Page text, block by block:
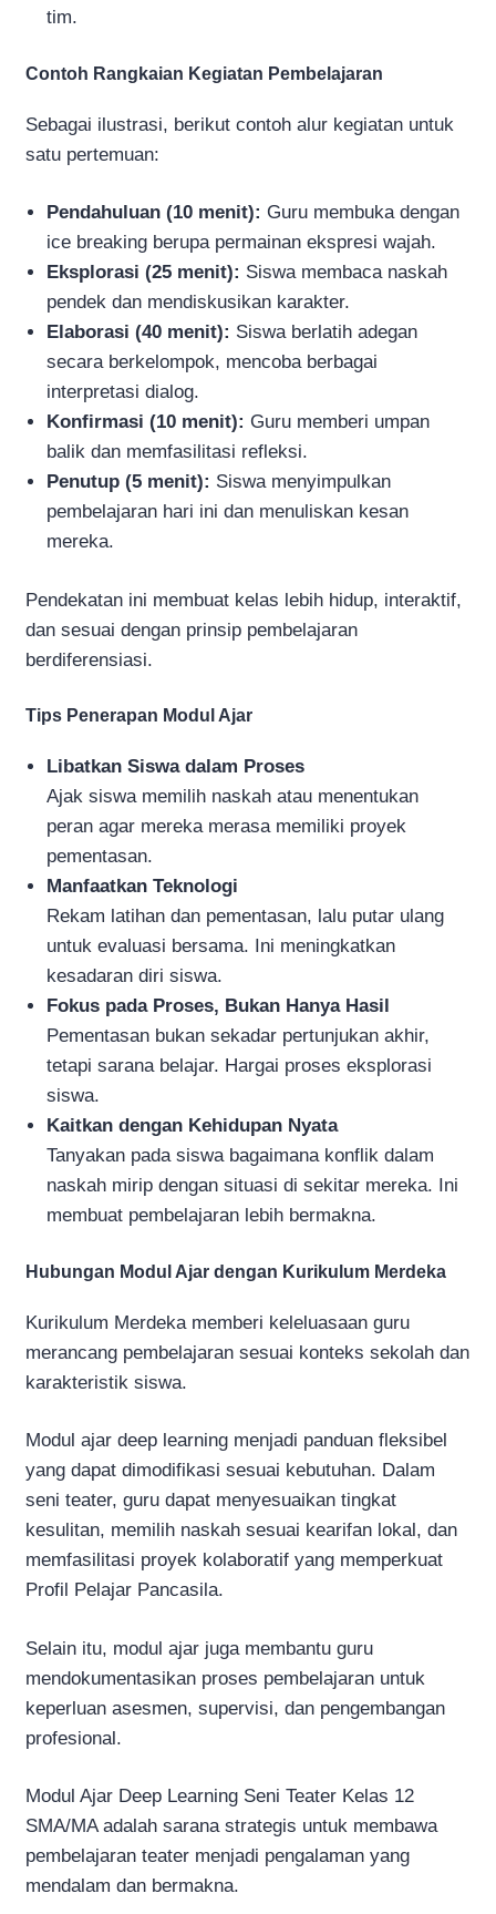
tim.
Contoh Rangkaian Kegiatan Pembelajaran
Sebagai ilustrasi, berikut contoh alur kegiatan untuk
satu pertemuan:
Pendahuluan (10 menit): Guru membuka dengan
ice breaking berupa permainan ekspresi wajah.
Eksplorasi (25 menit): Siswa membaca naskah
pendek dan mendiskusikan karakter.
Elaborasi (40 menit): Siswa berlatih adegan
secara berkelompok, mencoba berbagai
interpretasi dialog.
Konfirmasi (10 menit): Guru memberi umpan
balik dan memfasilitasi refleksi.
Penutup (5 menit): Siswa menyimpulkan
pembelajaran hari ini dan menuliskan kesan
mereka.
Pendekatan ini membuat kelas lebih hidup, interaktif,
dan sesuai dengan prinsip pembelajaran
berdiferensiasi.
Tips Penerapan Modul Ajar
Libatkan Siswa dalam Proses
Ajak siswa memilih naskah atau menentukan
peran agar mereka merasa memiliki proyek
pementasan.
Manfaatkan Teknologi
Rekam latihan dan pementasan, lalu putar ulang
untuk evaluasi bersama. Ini meningkatkan
kesadaran diri siswa.
Fokus pada Proses, Bukan Hanya Hasil
Pementasan bukan sekadar pertunjukan akhir,
tetapi sarana belajar. Hargai proses eksplorasi
siswa.
Kaitkan dengan Kehidupan Nyata
Tanyakan pada siswa bagaimana konflik dalam
naskah mirip dengan situasi di sekitar mereka. Ini
membuat pembelajaran lebih bermakna.
Hubungan Modul Ajar dengan Kurikulum Merdeka
Kurikulum Merdeka memberi keleluasaan guru
merancang pembelajaran sesuai konteks sekolah dan
karakteristik siswa.
Modul ajar deep learning menjadi panduan fleksibel
yang dapat dimodifikasi sesuai kebutuhan. Dalam
seni teater, guru dapat menyesuaikan tingkat
kesulitan, memilih naskah sesuai kearifan lokal, dan
memfasilitasi proyek kolaboratif yang memperkuat
Profil Pelajar Pancasila.
Selain itu, modul ajar juga membantu guru
mendokumentasikan proses pembelajaran untuk
keperluan asesmen, supervisi, dan pengembangan
profesional.
Modul Ajar Deep Learning Seni Teater Kelas 12
SMA/MA adalah sarana strategis untuk membawa
pembelajaran teater menjadi pengalaman yang
mendalam dan bermakna.